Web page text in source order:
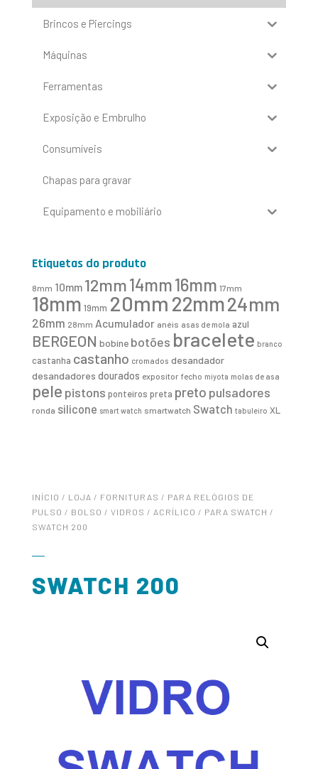
Brincos e Piercings
Máquinas
Ferramentas
Exposição e Embrulho
Consumíveis
Chapas para gravar
Equipamento e mobiliário
Etiquetas do produto
8mm 10mm 12mm14mm16mm 17mm
18mm 19mm 20mm 22mm24mm
26mm 28mm Acumulador anéis asas de mola azul
BERGEON bobine botões bracelete branco
castanha castanho cromados desandador
desandadores dourados expositor fecho miyota molas de asa
pele pistons ponteiros preta preto pulsadores
ronda silicone smart watch smartwatch Swatch tabuleiro XL
INÍCIO / LOJA / FORNITURAS / PARA RELÓGIOS DE
PULSO / BOLSO / VIDROS / ACRÍLICO / PARA SWATCH /
SWATCH 200
SWATCH 200